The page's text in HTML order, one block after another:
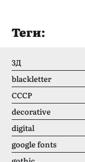
Теги:
3Д
blackletter
CCCР
decorative
digital
google fonts